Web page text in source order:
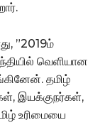
”2019ம்
வெளியான
தமிழ்
இயக்குநர்கள்,
உரிமையை